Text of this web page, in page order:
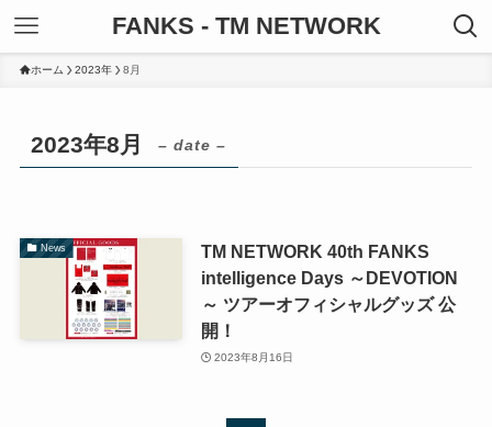
FANKS - TM NETWORK
ホーム 2023年 8月
2023年8月 – date –
News
TM NETWORK 40th FANKS
intelligence Days ～DEVOTION
～ ツアーオフィシャルグッズ 公
開！
2023年8月16日